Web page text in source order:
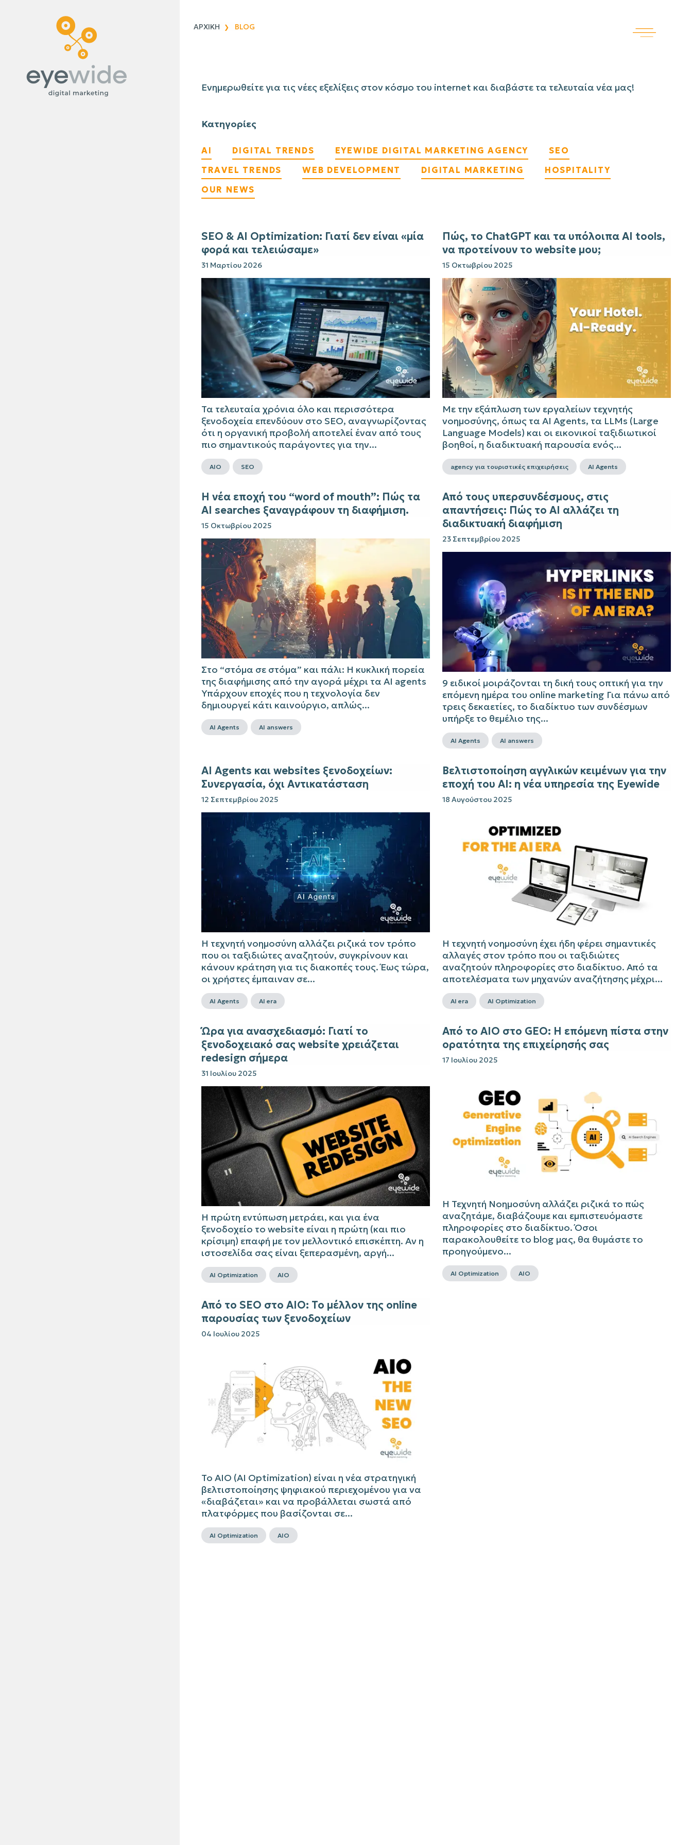
ΑΡΧΙΚΗ BLOG
Blog
Ενημερωθείτε για τις νέες εξελίξεις στον κόσμο του internet και διαβάστε τα τελευταία νέα μας!
Κατηγορίες
AI DIGITAL TRENDS EYEWIDE DIGITAL MARKETING AGENCY
SEO
TRAVEL TRENDS
WEB DEVELOPMENT DIGITAL MARKETING
HOSPITALITY
OUR NEWS
SEO & AI Optimization: Γιατί δεν είναι «μία
φορά και τελειώσαμε»
31 Μαρτίου 2026
Τα τελευταία χρόνια όλο και περισσότερα
ξενοδοχεία επενδύουν στο SEO, αναγνωρίζοντας
ότι η οργανική προβολή αποτελεί έναν από τους
πιο σημαντικούς παράγοντες για την...
AIO SEO
Πώς, το ChatGPT και τα υπόλοιπα AI tools,
να προτείνουν το website μου;
15 Οκτωβρίου 2025
Με την εξάπλωση των εργαλείων τεχνητής
νοημοσύνης, όπως τα AI Agents, τα LLMs (Large
Language Models) και οι εικονικοί ταξιδιωτικοί
βοηθοί, η διαδικτυακή παρουσία ενός...
agency για τουριστικές επιχειρήσεις AI Agents
Η νέα εποχή του “word of mouth”: Πώς τα
AI searches ξαναγράφουν τη διαφήμιση.
15 Οκτωβρίου 2025
Στο “στόμα σε στόμα” και πάλι: Η κυκλική πορεία
της διαφήμισης από την αγορά μέχρι τα AI agents
Υπάρχουν εποχές που η τεχνολογία δεν
δημιουργεί κάτι καινούργιο, απλώς...
AI Agents AI answers
Από τους υπερσυνδέσμους, στις
απαντήσεις: Πώς το AI αλλάζει τη
διαδικτυακή διαφήμιση
23 Σεπτεμβρίου 2025
9 ειδικοί μοιράζονται τη δική τους οπτική για την
επόμενη ημέρα του online marketing Για πάνω από
τρεις δεκαετίες, το διαδίκτυο των συνδέσμων
υπήρξε το θεμέλιο της...
AI Agents AI answers
AI Agents και websites ξενοδοχείων:
Συνεργασία, όχι Αντικατάσταση
12 Σεπτεμβρίου 2025
Η τεχνητή νοημοσύνη αλλάζει ριζικά τον τρόπο
που οι ταξιδιώτες αναζητούν, συγκρίνουν και
κάνουν κράτηση για τις διακοπές τους. Έως τώρα,
οι χρήστες έμπαιναν σε...
AI Agents AI era
Βελτιστοποίηση αγγλικών κειμένων για την
εποχή του AI: η νέα υπηρεσία της Eyewide
18 Αυγούστου 2025
Η τεχνητή νοημοσύνη έχει ήδη φέρει σημαντικές
αλλαγές στον τρόπο που οι ταξιδιώτες
αναζητούν πληροφορίες στο διαδίκτυο. Από τα
αποτελέσματα των μηχανών αναζήτησης μέχρι...
AI era AI Optimization
Ώρα για ανασχεδιασμό: Γιατί το
ξενοδοχειακό σας website χρειάζεται
redesign σήμερα
31 Ιουλίου 2025
Η πρώτη εντύπωση μετράει, και για ένα
ξενοδοχείο το website είναι η πρώτη (και πιο
κρίσιμη) επαφή με τον μελλοντικό επισκέπτη. Αν η
ιστοσελίδα σας είναι ξεπερασμένη, αργή...
AI Optimization AIO
Από το AIO στο GEO: Η επόμενη πίστα στην
ορατότητα της επιχείρησής σας
17 Ιουλίου 2025
Η Τεχνητή Νοημοσύνη αλλάζει ριζικά το πώς
αναζητάμε, διαβάζουμε και εμπιστευόμαστε
πληροφορίες στο διαδίκτυο. Όσοι
παρακολουθείτε το blog μας, θα θυμάστε το
προηγούμενο...
AI Optimization AIO
Από το SEO στο AIO: Το μέλλον της online
παρουσίας των ξενοδοχείων
04 Ιουλίου 2025
Το AIO (AI Optimization) είναι η νέα στρατηγική
βελτιστοποίησης ψηφιακού περιεχομένου για να
«διαβάζεται» και να προβάλλεται σωστά από
πλατφόρμες που βασίζονται σε...
AI Optimization AIO